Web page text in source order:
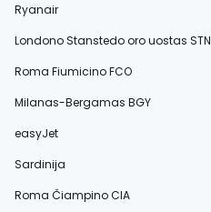
Ryanair
Londono Stanstedo oro uostas STN
Roma Fiumicino FCO
Milanas-Bergamas BGY
easyJet
Sardinija
Roma Čiampino CIA